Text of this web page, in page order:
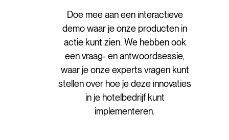
Doe mee aan een interactieve
demo waar je onze producten in
actie kunt zien. We hebben ook
een vraag- en antwoordsessie,
waar je onze experts vragen kunt
stellen over hoe je deze innovaties
in je hotelbedrijf kunt
implementeren.